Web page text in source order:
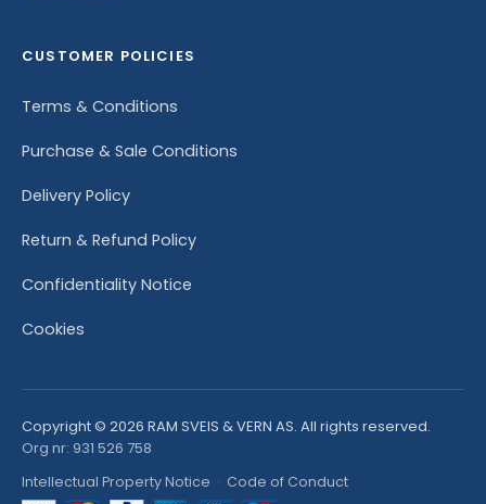
CUSTOMER POLICIES
Terms & Conditions
Purchase & Sale Conditions
Delivery Policy
Return & Refund Policy
Confidentiality Notice
Cookies
Copyright © 2026 RAM SVEIS & VERN AS. All rights reserved.
Org nr: 931 526 758
Intellectual Property Notice · Code of Conduct